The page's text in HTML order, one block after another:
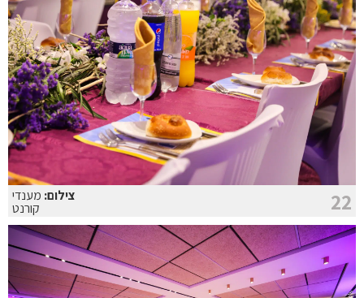
22 צילום: מענדי
קורנט